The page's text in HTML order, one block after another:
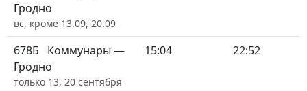
Гродно
вс, кроме 13.09, 20.09
678Б
Коммунары —
Гродно
только 13, 20 сентября
15:04 22:52